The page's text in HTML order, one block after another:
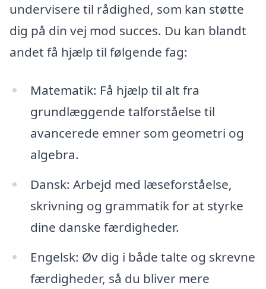
undervisere til rådighed, som kan støtte
dig på din vej mod succes. Du kan blandt
andet få hjælp til følgende fag:
Matematik: Få hjælp til alt fra
grundlæggende talforståelse til
avancerede emner som geometri og
algebra.
Dansk: Arbejd med læseforståelse,
skrivning og grammatik for at styrke
dine danske færdigheder.
Engelsk: Øv dig i både talte og skrevne
færdigheder, så du bliver mere